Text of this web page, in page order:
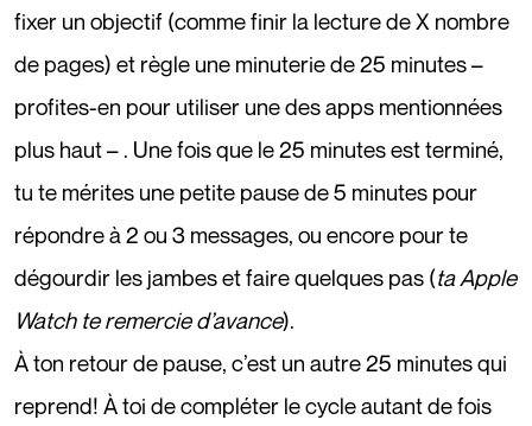
fixer un objectif (comme finir la lecture de X nombre
de pages) et règle une minuterie de 25 minutes –
profites-en pour utiliser une des apps mentionnées
plus haut – . Une fois que le 25 minutes est terminé,
tu te mérites une petite pause de 5 minutes pour
répondre à 2 ou 3 messages, ou encore pour te
dégourdir les jambes et faire quelques pas (ta Apple
Watch te remercie d’avance).
À ton retour de pause, c’est un autre 25 minutes qui
reprend! À toi de compléter le cycle autant de fois